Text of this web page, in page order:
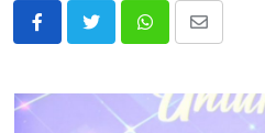
WhatsappShare
Email